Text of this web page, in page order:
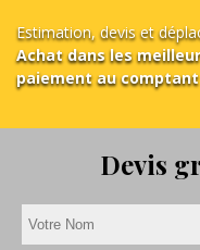
Estimation, devis et
Achat dans les
paiement au comptant
Devis